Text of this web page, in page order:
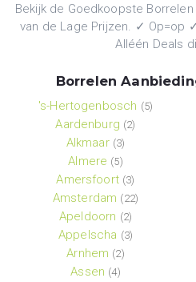
Bekijk de Goedkoopste
van de Lage Prijzen. ✓ Op=op
Alléén Deals
Borrelen
's-Hertogenbosch (5)
Aardenburg (2)
Alkmaar (3)
Almere (5)
Amersfoort (3)
Amsterdam (22)
Apeldoorn (2)
Appelscha (3)
Arnhem (2)
Assen (4)